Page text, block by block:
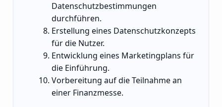
Datenschutzbestimmungen
durchführen.
Erstellung eines Datenschutzkonzepts
für die Nutzer.
Entwicklung eines Marketingplans für
die Einführung.
Vorbereitung auf die Teilnahme an
einer Finanzmesse.